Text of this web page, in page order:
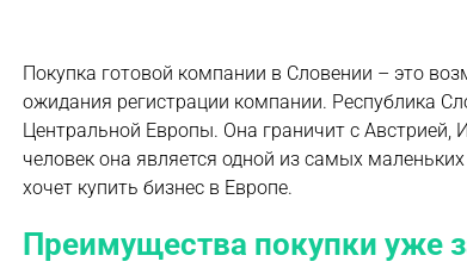
Покупка готовой компании в Словении – это
ожидания регистрации компании. Республика
Центральной Европы. Она граничит с Австрией,
человек она является одной из самых
хочет купить бизнес в Европе.
Преимущества покупки уже